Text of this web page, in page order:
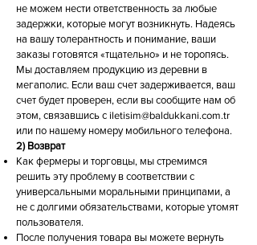
не можем нести ответственность за любые
задержки, которые могут возникнуть. Надеясь
на вашу толерантность и понимание, ваши
заказы готовятся «тщательно» и не торопясь.
Мы доставляем продукцию из деревни в
мегаполис. Если ваш счет задерживается, ваш
счет будет проверен, если вы сообщите нам об
этом, связавшись с iletisim@baldukkani.com.tr
или по нашему номеру мобильного телефона.
2) Возврат
Как фермеры и торговцы, мы стремимся
решить эту проблему в соответствии с
универсальными моральными принципами, а
не с долгими обязательствами, которые утомят
пользователя.
После получения товара вы можете вернуть